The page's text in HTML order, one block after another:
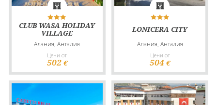
CLUB WASA HOLIDAY
VILLAGE
Алания, Анталия
Цени от
502 €
LONICERA CITY
Алания, Анталия
Цени от
504 €